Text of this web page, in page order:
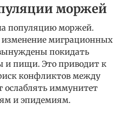
моржей
популяцию моржей.
изменение миграционных
покидать
и пищи. Это приводит к
конфликтов между
ослаблять иммунитет
и эпидемиям.